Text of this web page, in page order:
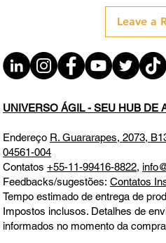
Leave a
UNIVERSO ÁGIL - SEU HUB DE
Endereço R. Guararapes, 2073,
04561-004
Contatos+55-11-99416-8822,
Feedbacks/sugestões:Contatos
Tempo estimado de entrega de
Impostos inclusos. Detalhes de
informados no momento da compra